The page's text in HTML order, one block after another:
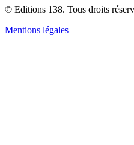
© Editions 138. Tous droits
Mentions légales